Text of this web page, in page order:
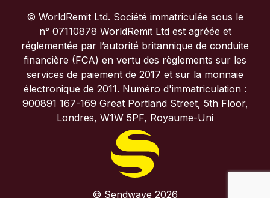
Italie
Portugal
Royaume-Uni
© WorldRemit Ltd. Société immatriculée sous le
n° 07110878 WorldRemit Ltd est agréée et
réglementée par l’autorité britannique de conduite
financière (FCA) en vertu des règlements sur les
services de paiement de 2017 et sur la monnaie
électronique de 2011. Numéro d'immatriculation :
900891 167-169 Great Portland Street, 5th Floor,
Londres, W1W 5PF, Royaume-Uni
© Sendwave 2026